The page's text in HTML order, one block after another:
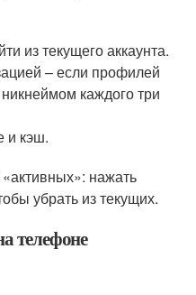
из текущего аккаунта.
– если профилей
каждого три
и кэш.
нажать
убрать из текущих.
телефоне